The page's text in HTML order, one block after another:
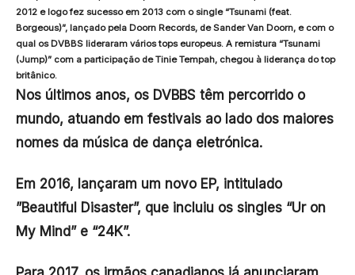
2012 e logo fez sucesso em 2013 com o single “Tsunami (feat.
Borgeous)”, lançado pela Doorn Records, de Sander Van Doorn, e com o
qual os DVBBS lideraram vários tops europeus. A remistura “Tsunami
(Jump)” com a participação de Tinie Tempah, chegou à liderança do top
britânico.
Nos últimos anos, os DVBBS têm percorrido o
mundo, atuando em festivais ao lado dos maiores
nomes da música de dança eletrónica.
Em 2016, lançaram um novo EP, intitulado
”Beautiful Disaster”, que incluiu os singles “Ur on
My Mind” e “24K”.